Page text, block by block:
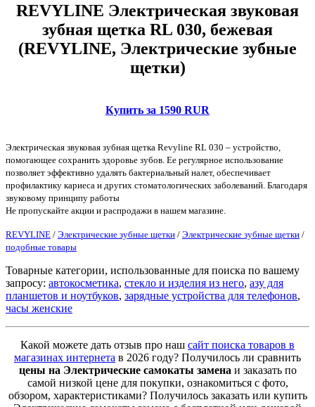
REVYLINE Электрическая звуковая
зубная щетка RL 030, бежевая
(REVYLINE, Электрические зубные
щетки)
Купить за 1590 RUR
Электрическая звуковая зубная щетка Revyline RL 030 – устройство,
помогающее сохранить здоровье зубов. Ее регулярное использование
позволяет эффективно удалять бактериальный налет, обеспечивает
профилактику кариеса и других стоматологических заболеваний. Благодаря
звуковому принципу работы
Не пропускайте акции и распродажи в нашем магазине.
REVYLINE / Электрические зубные щетки / Электрические зубные щетки /
подобные товары
Товарные категории, использованные для поиска по вашему
запросу: автокосметика, стекло и изделия из него, азу для
планшетов и ноутбуков, зарядные устройства для телефонов,
часы женские
Какой можете дать отзыв про наш сайт поиска товаров в
магазинах интернета в 2026 году? Получилось ли сравнить
цены на Электрические самокаты замена и заказать по
самой низкой цене для покупки, ознакомиться с фото,
обзором, характеристиками? Получилось заказать или купить